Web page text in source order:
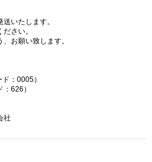
いたします。
さい。
お願い致します。
：0005）
626）
社